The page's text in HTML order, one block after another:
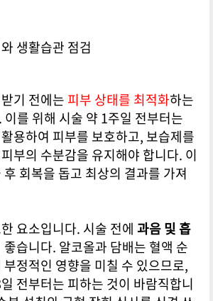
생활습관 점검
기 전에는 피부 상태를 최적화하는
를 위해 시술 약 1주일 전부터는
용하여 피부를 보호하고, 보습제를
부의 수분감을 유지해야 합니다. 이
회복을 돕고 최상의 결과를 가져
요소입니다. 시술 전에 과음 및 흡
좋습니다. 알코올과 담배는 혈액 순
정적인 영향을 미칠 수 있으므로,
전부터는 피하는 것이 바람직합니